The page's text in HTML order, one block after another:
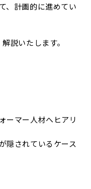
、計画的に進めてい
説いたします。
ーマー人材へヒアリ
隠されているケース